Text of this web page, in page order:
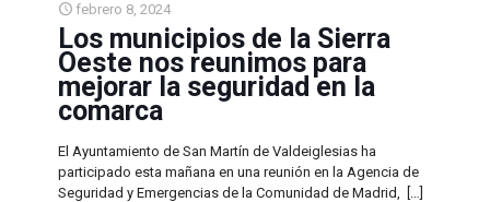
febrero 8, 2024
Los municipios de la Sierra
Oeste nos reunimos para
mejorar la seguridad en la
comarca
El Ayuntamiento de San Martín de Valdeiglesias ha
participado esta mañana en una reunión en la Agencia de
Seguridad y Emergencias de la Comunidad de Madrid,
[…]